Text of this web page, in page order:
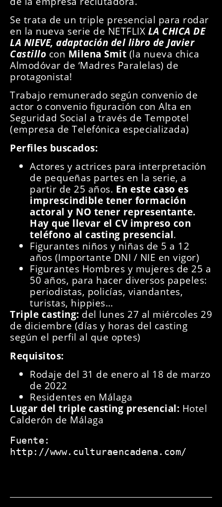
Se trata de un triple presencial para rodar
en la nueva serie de NETFLIX LA CHICA DE
LA NIEVE, adaptación del libro de Javier
Castillo con Milena Smit (la nueva chica
Almodóvar de ‘Madres Paralelas) de
protagonista!
Trabajo remunerado según convenio de
actor o convenio figuración con Alta en
Seguridad Social a través de Tempotel
(empresa de Telefónica especializada)
Perfiles buscados:
Actores y actrices para interpretación
de pequeñas partes en la serie, a
partir de 25 años. En este caso es
imprescindible tener formación
actoral y NO tener representante.
Hay que llevar el CV impreso con
teléfono al casting presencial.
Figurantes niños y niñas de 5 a 12
años (Importante DNI / NIE en vigor)
Figurantes Hombres y mujeres de 25 a
50 años, para hacer diversos papeles:
periodistas, policías, viandantes,
turistas, hippies…
Triple casting: del lunes 27 al miércoles 29
de diciembre (días y horas del casting
según el perfil al que optes)
Requisitos:
Rodaje del 31 de enero al 18 de marzo
de 2022
Residentes en Málaga
Lugar del triple casting presencial: Hotel
Calderón de Málaga
Fuente:
http://www.culturaencadena.com/